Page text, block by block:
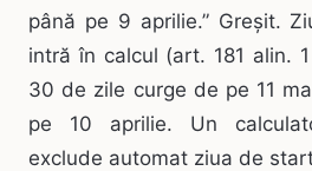
până pe 9 aprilie.” Greșit.
intră în calcul (art. 181 alin.
30 de zile curge de pe 11
pe 10 aprilie. Un
exclude automat ziua de